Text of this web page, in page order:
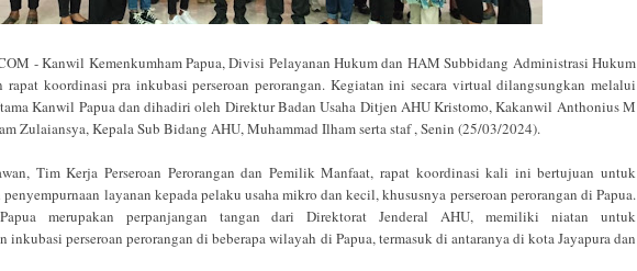
- Kanwil Kemenkumham Papua, Divisi Pelayanan Hukum dan HAM Subbidang Administrasi Hukum
rapat koordinasi pra inkubasi perseroan perorangan. Kegiatan ini secara virtual dilangsungkan melalui
Kanwil Papua dan dihadiri oleh Direktur Badan Usaha Ditjen AHU Kristomo, Kakanwil Anthonius M
Zulaiansya, Kepala Sub Bidang AHU, Muhammad Ilham serta staf , Senin (25/03/2024).
Tim Kerja Perseroan Perorangan dan Pemilik Manfaat, rapat koordinasi kali ini bertujuan untuk
layanan kepada pelaku usaha mikro dan kecil, khususnya perseroan perorangan di Papua.
merupakan perpanjangan tangan dari Direktorat Jenderal AHU, memiliki niatan untuk
inkubasi perseroan perorangan di beberapa wilayah di Papua, termasuk di antaranya di kota Jayapura dan